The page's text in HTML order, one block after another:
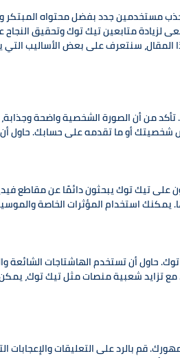
مستخدمين جدد بفضل محتواه المبتكر
متابعين تيك توك وتحقيق
سنتعرف على بعض الأساليب التي
أن الصورة الشخصية واضحة وجذابة،
تيك توك يبحثون دائمًا عن مقاطع
حاول أن تستخدم الهاشتاجات الشائعة
شعبية منصات مثل تيك توك،
قم بالرد على التعليقات والإعجابات